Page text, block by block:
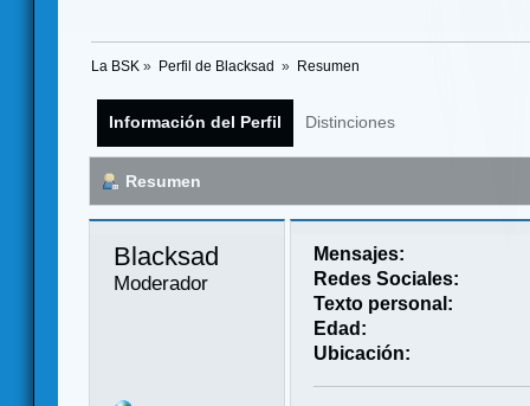
La BSK » Perfil de Blacksad » Resumen
Información del Perfil Distinciones
Resumen
Blacksad
Moderador
Mensajes:
Redes Sociales:
Texto personal:
Edad:
Ubicación: